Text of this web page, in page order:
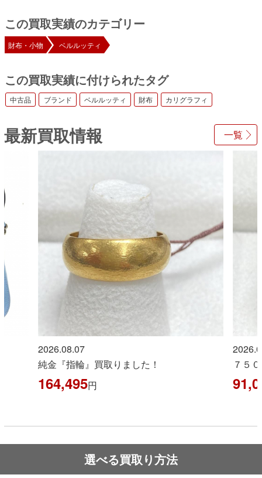
この買取実績のカテゴリー
財布・小物 ベルルッティ
この買取実績に付けられたタグ
中古品 ブランド ベルルッティ 財布 カリグラフィ
一覧
最新買取情報
2026.08.07
純金『指輪』買取りました！
164,495円
７５
選べる買取り方法